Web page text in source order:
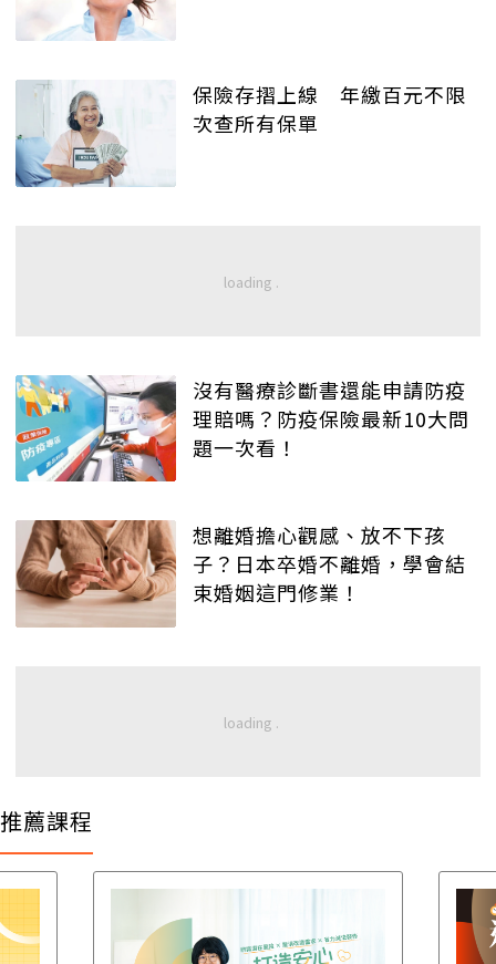
保險存摺上線 年繳百元不限
次查所有保單
沒有醫療診斷書還能申請防疫
理賠嗎？防疫保險最新10大問
題一次看！
想離婚擔心觀感、放不下孩
子？日本卒婚不離婚，學會結
束婚姻這門修業！
推薦課程